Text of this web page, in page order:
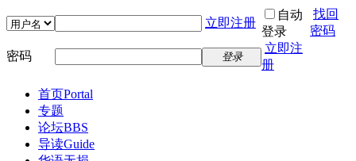
立即注册
自动
登录
找回
密码
密码
登录
立即注
册
首页Portal
专题
论坛BBS
导读Guide